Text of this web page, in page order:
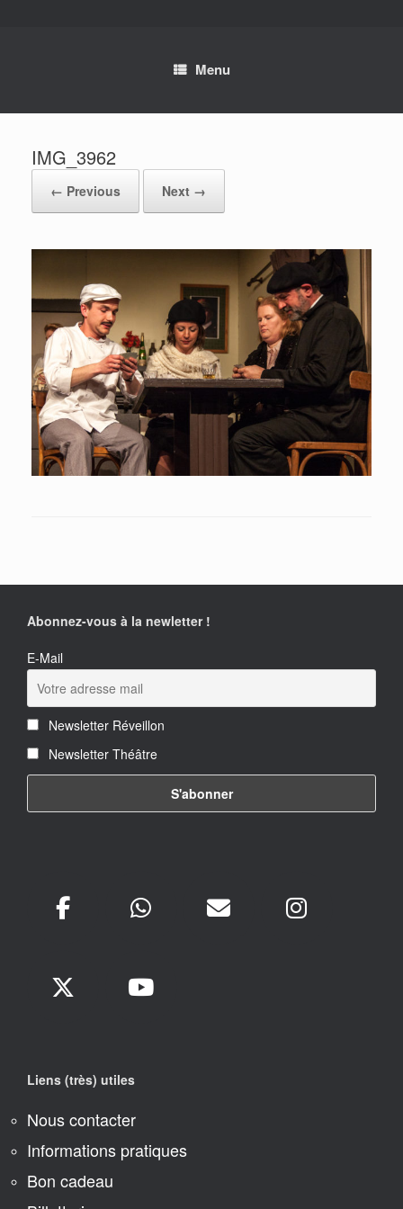
Menu
IMG_3962
← Previous Next →
Abonnez-vous à la newletter !
E-Mail
Newsletter Réveillon
Newsletter Théâtre
Liens (très) utiles
Nous contacter
Informations pratiques
Bon cadeau